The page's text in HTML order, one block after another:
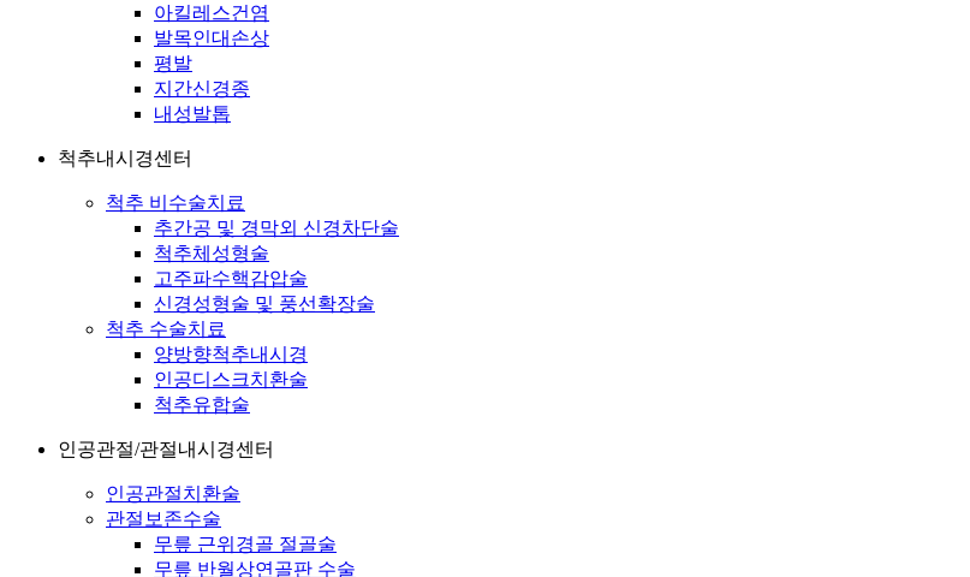
아킬레스건염
발목인대손상
평발
지간신경종
내성발톱
척추내시경센터
척추 비수술치료
추간공 및 경막외 신경차단술
척추체성형술
고주파수핵감압술
신경성형술 및 풍선확장술
척추 수술치료
양방향척추내시경
인공디스크치환술
척추유합술
인공관절/관절내시경센터
인공관절치환술
관절보존수술
무릎 근위경골 절골술
무릎 반월상연골판 수술